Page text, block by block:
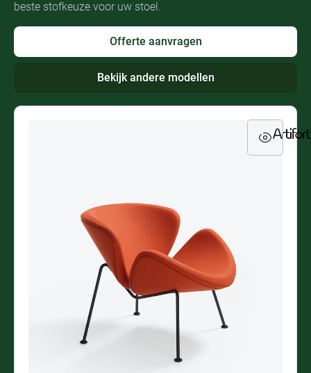
beste stofkeuze voor uw stoel.
Offerte aanvragen
Bekijk andere modellen